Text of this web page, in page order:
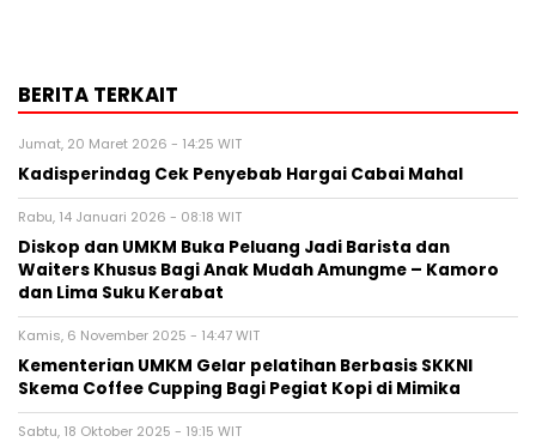
BERITA TERKAIT
Jumat, 20 Maret 2026 - 14:25 WIT
Kadisperindag Cek Penyebab Hargai Cabai Mahal
Rabu, 14 Januari 2026 - 08:18 WIT
Diskop dan UMKM Buka Peluang Jadi Barista dan
Waiters Khusus Bagi Anak Mudah Amungme – Kamoro
dan Lima Suku Kerabat
Kamis, 6 November 2025 - 14:47 WIT
Kementerian UMKM Gelar pelatihan Berbasis SKKNI
Skema Coffee Cupping Bagi Pegiat Kopi di Mimika
Sabtu, 18 Oktober 2025 - 19:15 WIT